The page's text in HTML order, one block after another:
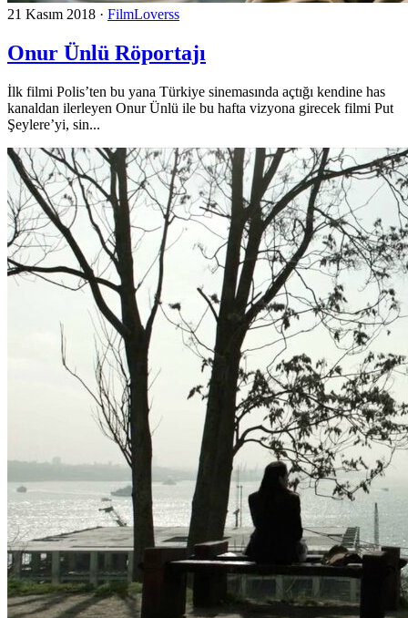
21 Kasım 2018 · FilmLoverss
Onur Ünlü Röportajı
İlk filmi Polis’ten bu yana Türkiye sinemasında açtığı kendine has
kanaldan ilerleyen Onur Ünlü ile bu hafta vizyona girecek filmi Put
Şeylere’yi, sin...